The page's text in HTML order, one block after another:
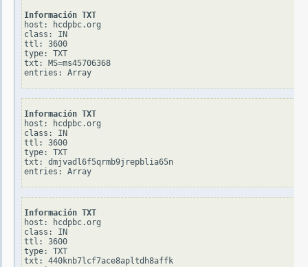
Información TXT
host: hcdpbc.org
class: IN
ttl: 3600
type: TXT
txt: MS=ms45706368
Información TXT
host: hcdpbc.org
class: IN
ttl: 3600
type: TXT
txt: dmjvadl6f5qrmb9jrepblia65n
Información TXT
host: hcdpbc.org
class: IN
ttl: 3600
type: TXT
txt: 440knb7lcf7ace8apltdh8affk